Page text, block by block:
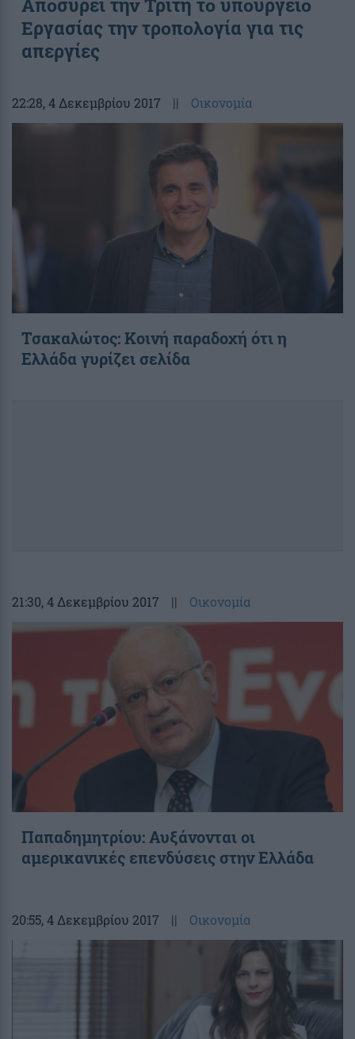
Αποσύρει την Τρίτη το υπουργείο
Εργασίας την τροπολογία για τις
απεργίες
22:28, 4 Δεκεμβρίου 2017 || Οικονομία
Τσακαλώτος: Κοινή παραδοχή ότι η
Ελλάδα γυρίζει σελίδα
21:30, 4 Δεκεμβρίου 2017 || Οικονομία
Παπαδημητρίου: Αυξάνονται οι
αμερικανικές επενδύσεις στην Ελλάδα
20:55, 4 Δεκεμβρίου 2017 || Οικονομία